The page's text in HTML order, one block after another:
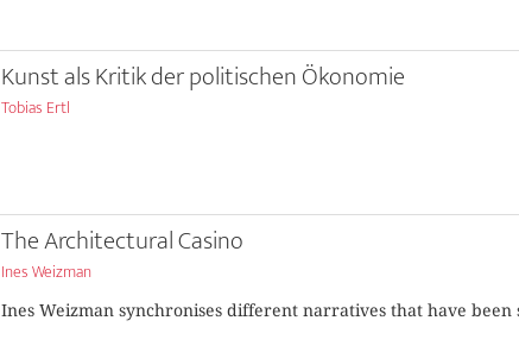
Kunst als Kritik der politischen Ökonomie
Tobias Ertl
The Architectural Casino
Ines Weizman
Ines Weizman synchronises different narratives that have